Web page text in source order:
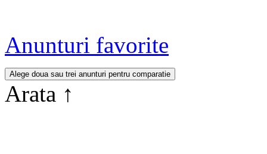
Anunturi favorite
Arata ↑